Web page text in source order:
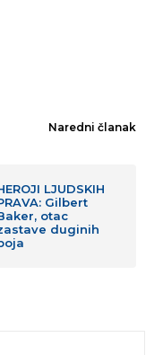
Naredni članak
LJUDSKIH
Gilbert
otac
duginih